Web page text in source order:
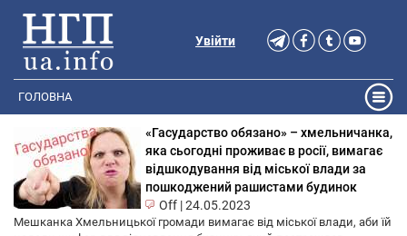
Увійти
ГОЛОВНА
«Гасударство обязано» – хмельничанка,
яка сьогодні проживає в росії, вимагає
відшкодування від міської влади за
пошкоджений рашистами будинок
Off |24.05.2023
Мешканка Хмельницької громади вимагає від міської влади, аби їй